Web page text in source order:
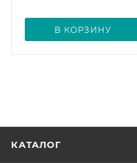
В КОРЗИНУ
КАТАЛОГ